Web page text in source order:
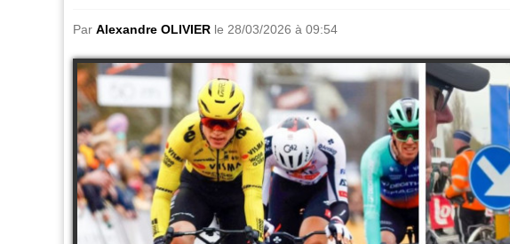
Par Alexandre OLIVIER le 28/03/2026 à 09:54